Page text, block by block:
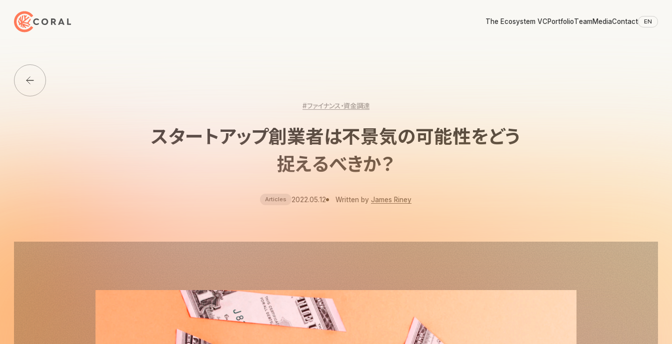
トップページへ戻る
The Ecosystem VCPortfolioTeamMediaContact EN
Media一覧に戻る
#ファイナンス・資金調達
スタートアップ創業者は不景気の可能性をどう
捉えるべきか？
Articles 2022.05.12 Written byJames Riney